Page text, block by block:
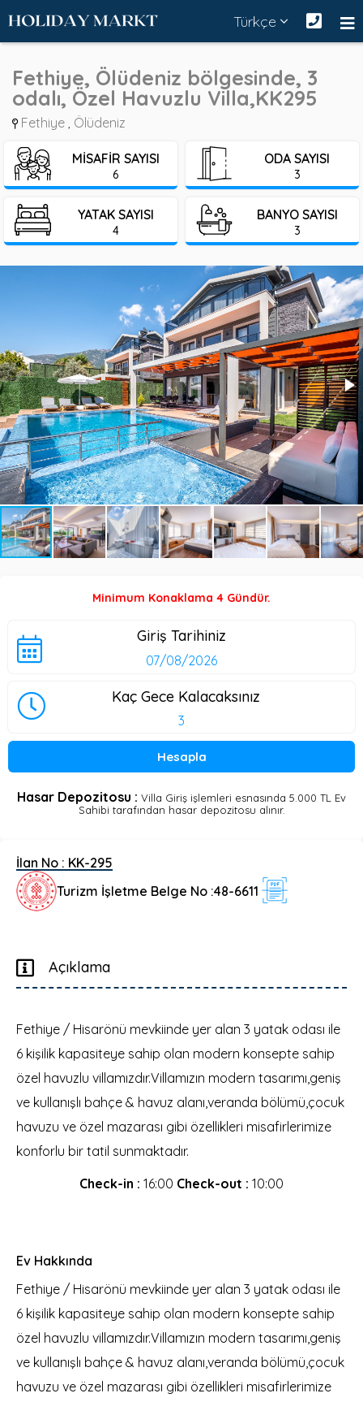
Türkçe
Fethiye, Ölüdeniz bölgesinde, 3
odalı, Özel Havuzlu Villa,KK295
Fethiye Ölüdeniz
MISAFIR SAYISI
6
ODA SAYISI
3
YATAK SAYISI
4
BANYO SAYISI
3
Minimum Konaklama 4 Gündür.
Giriş Tarihiniz
Kaç Gece Kalacaksınız
Hesapla
Hasar Depozitosu : Villa Giriş işlemleri esnasında 5.000 TL Ev
Sahibi tarafından hasar depozitosu alınır.
İlan No : KK-295
Turizm İşletme Belge No :48-6611
Açıklama
Fethiye / Hisarönü mevkiinde yer alan 3 yatak odası ile
6 kişilik kapasiteye sahip olan modern konsepte sahip
özel havuzlu villamızdır.Villamızın modern tasarımı,geniş
ve kullanışlı bahçe & havuz alanı,veranda bölümü,çocuk
havuzu ve özel mazarası gibi özellikleri misafirlerimize
konforlu bir tatil sunmaktadır.
Check-in : 16:00 Check-out : 10:00
Ev Hakkında
Fethiye / Hisarönü mevkiinde yer alan 3 yatak odası ile
6 kişilik kapasiteye sahip olan modern konsepte sahip
özel havuzlu villamızdır.Villamızın modern tasarımı,geniş
ve kullanışlı bahçe & havuz alanı,veranda bölümü,çocuk
havuzu ve özel mazarası gibi özellikleri misafirlerimize